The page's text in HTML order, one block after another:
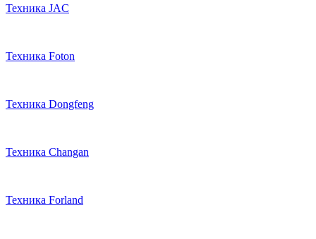
Техника JAC
Техника Foton
Техника Dongfeng
Техника Changan
Техника Forland